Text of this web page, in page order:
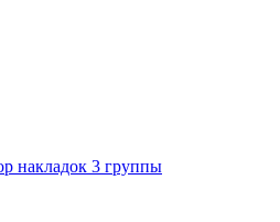
накладок 3 группы